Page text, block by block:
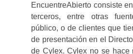
EncuentreAbierto consiste
terceros, entre otras
público, o de clientes que
de presentación en el
de Cylex. Cylex no se hace